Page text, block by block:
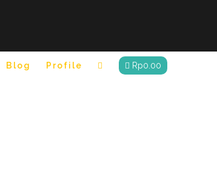
Blog Profile Rp0.00